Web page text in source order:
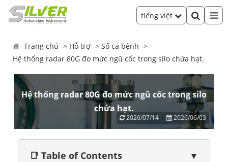
tiếng việt
Trang chủ Hỗ trợ
Số ca bệnh
Hệ thống radar 80G đo mức ngũ cốc trong silo chứa hạt.
Hệ thống radar 80G đo mức ngũ cốc trong silo
chứa hạt.
2026/07/14 2026/06/03
📑 Table of Contents ▼